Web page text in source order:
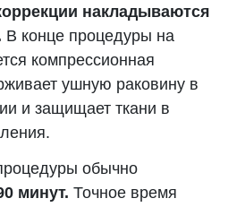
накладываются
В конце процедуры на
компрессионная
ушную раковину в
и защищает ткани в
обычно
минут. Точное время